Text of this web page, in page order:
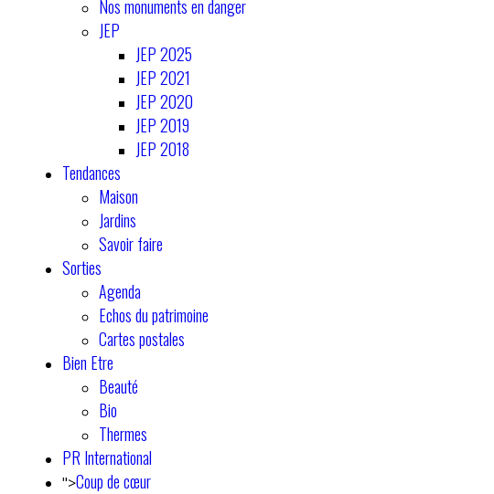
Nos monuments en danger
JEP
JEP 2025
JEP 2021
JEP 2020
JEP 2019
JEP 2018
Tendances
Maison
Jardins
Savoir faire
Sorties
Agenda
Echos du patrimoine
Cartes postales
Bien Etre
Beauté
Bio
Thermes
PR International
">Coup de cœur